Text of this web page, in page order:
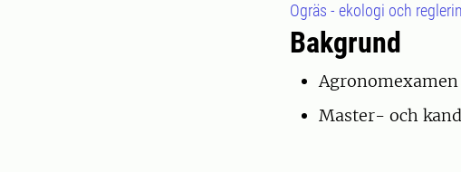
Ogräs - ekologi och
Bakgrund
Master- och